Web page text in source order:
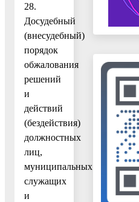
28.
Досудебный
(внесудебный)
порядок
обжалования
решений
и
действий
(бездействия)
должностных
лиц,
муниципальных
служащих
и